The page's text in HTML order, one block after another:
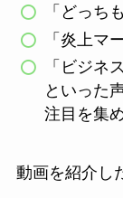
「どっち
「炎上マ
「ビジネ
といった
注目を集
動画を紹介し